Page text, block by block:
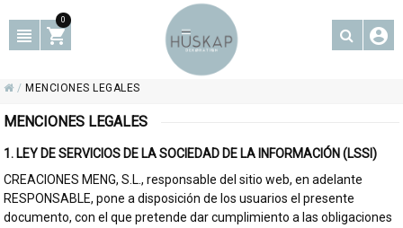
0
/ MENCIONES LEGALES
MENCIONES LEGALES
1. LEY DE SERVICIOS DE LA SOCIEDAD DE LA INFORMACIÓN (LSSI)
CREACIONES MENG, S.L., responsable del sitio web, en adelante
RESPONSABLE, pone a disposición de los usuarios el presente
documento, con el que pretende dar cumplimiento a las obligaciones